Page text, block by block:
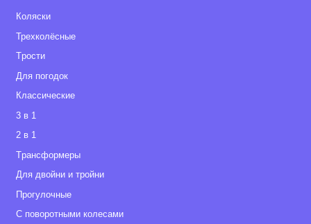
Коляски
Трехколёсные
Tрости
Для погодок
Классические
3 в 1
2 в 1
Tрансформеры
Для двойни и тройни
Прогулочные
С поворотными колесами